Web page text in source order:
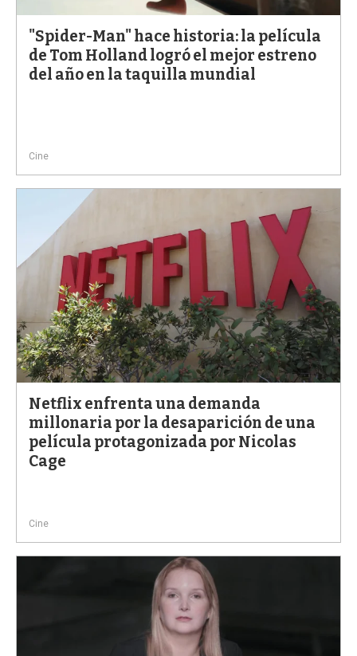
"Spider-Man" hace historia: la película
de Tom Holland logró el mejor estreno
del año en la taquilla mundial
Cine
Netflix enfrenta una demanda
millonaria por la desaparición de una
película protagonizada por Nicolas
Cage
Cine